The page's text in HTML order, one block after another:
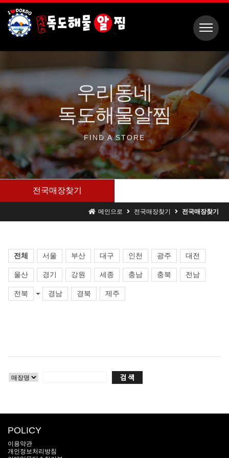
우리동네
독도해물알찜
FIND ASTORE
전국매장찾기
메인으로 전국매장찾기 전국매장찾기
전체 서울 부산 대구 인천 광주 대전
울산 경기 강원 세종 충남 충북 전남
전북 경남 경북 제주
POLICY
이용약관
개인정보처리방침